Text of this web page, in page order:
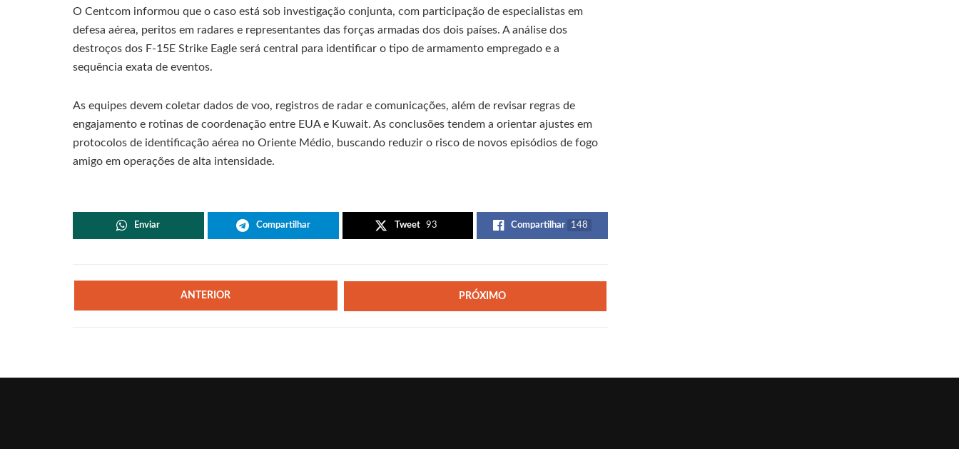
O Centcom informou que o caso está sob investigação conjunta, com participação de especialistas em
defesa aérea, peritos em radares e representantes das forças armadas dos dois países. A análise dos
destroços dos F-15E Strike Eagle será central para identificar o tipo de armamento empregado e a
sequência exata de eventos.
As equipes devem coletar dados de voo, registros de radar e comunicações, além de revisar regras de
engajamento e rotinas de coordenação entre EUA e Kuwait. As conclusões tendem a orientar ajustes em
protocolos de identificação aérea no Oriente Médio, buscando reduzir o risco de novos episódios de fogo
amigo em operações de alta intensidade.
Enviar Compartilhar Tweet 93 Compartilhar 148
ANTERIOR PRÓXIMO